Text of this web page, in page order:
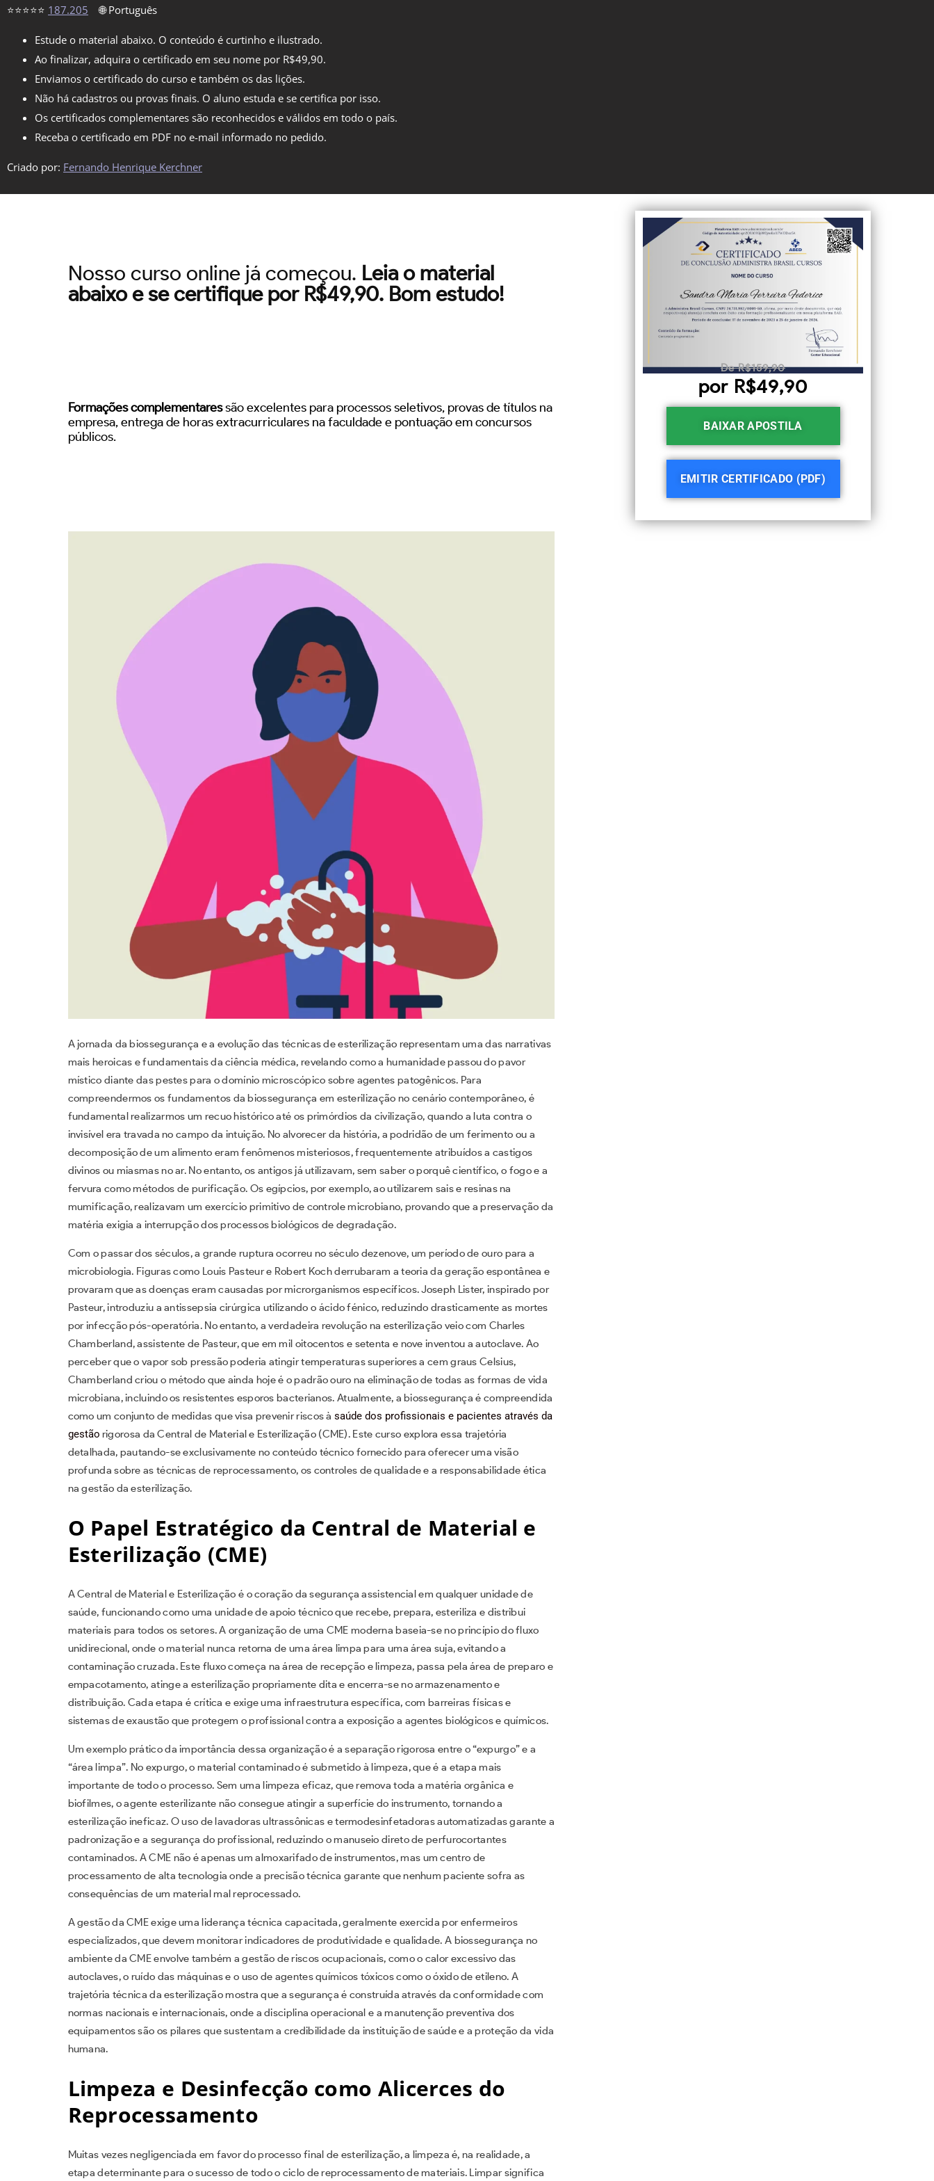
⭐⭐⭐⭐⭐ 187.205 🌐 Português
Estude o material abaixo. O conteúdo é curtinho e ilustrado.
Ao finalizar, adquira o certificado em seu nome por R$49,90.
Enviamos o certificado do curso e também os das lições.
Não há cadastros ou provas finais. O aluno estuda e se certifica por isso.
Os certificados complementares são reconhecidos e válidos em todo o país.
Receba o certificado em PDF no e-mail informado no pedido.
Criado por: Fernando Henrique Kerchner
Nosso curso online já começou. Leia o material
abaixo e se certifique por R$49,90. Bom estudo!
Formações complementaressão excelentes para processos seletivos, provas de títulos na
empresa, entrega de horas extracurriculares na faculdade e pontuação em concursos
públicos.
A jornada da biossegurança e a evolução das técnicas de esterilização representam uma das narrativas
mais heroicas e fundamentais da ciência médica, revelando como a humanidade passou do pavor
místico diante das pestes para o domínio microscópico sobre agentes patogênicos. Para
compreendermos os fundamentos da biossegurança em esterilização no cenário contemporâneo, é
fundamental realizarmos um recuo histórico até os primórdios da civilização, quando a luta contra o
invisível era travada no campo da intuição. No alvorecer da história, a podridão de um ferimento ou a
decomposição de um alimento eram fenômenos misteriosos, frequentemente atribuídos a castigos
divinos ou miasmas no ar. No entanto, os antigos já utilizavam, sem saber o porquê científico, o fogo e a
fervura como métodos de purificação. Os egípcios, por exemplo, ao utilizarem sais e resinas na
mumificação, realizavam um exercício primitivo de controle microbiano, provando que a preservação da
matéria exigia a interrupção dos processos biológicos de degradação.
Com o passar dos séculos, a grande ruptura ocorreu no século dezenove, um período de ouro para a
microbiologia. Figuras como Louis Pasteur e Robert Koch derrubaram a teoria da geração espontânea e
provaram que as doenças eram causadas por microrganismos específicos. Joseph Lister, inspirado por
Pasteur, introduziu a antissepsia cirúrgica utilizando o ácido fénico, reduzindo drasticamente as mortes
por infecção pós-operatória. No entanto, a verdadeira revolução na esterilização veio com Charles
Chamberland, assistente de Pasteur, que em mil oitocentos e setenta e nove inventou a autoclave. Ao
perceber que o vapor sob pressão poderia atingir temperaturas superiores a cem graus Celsius,
Chamberland criou o método que ainda hoje é o padrão ouro na eliminação de todas as formas de vida
microbiana, incluindo os resistentes esporos bacterianos. Atualmente, a biossegurança é compreendida
como um conjunto de medidas que visa prevenir riscos àsaúde dos profissionais e pacientes através da
gestão rigorosa da Central de Material e Esterilização (CME). Este curso explora essa trajetória
detalhada, pautando-se exclusivamente no conteúdo técnico fornecido para oferecer uma visão
profunda sobre as técnicas de reprocessamento, os controles de qualidade e a responsabilidade ética
na gestão da esterilização.
O Papel Estratégico da Central de Material e
Esterilização (CME)
A Central de Material e Esterilização é o coração da segurança assistencial em qualquer unidade de
saúde, funcionando como uma unidade de apoio técnico que recebe, prepara, esteriliza e distribui
materiais para todos os setores. A organização de uma CME moderna baseia-se no princípio do fluxo
unidirecional, onde o material nunca retorna de uma área limpa para uma área suja, evitando a
contaminação cruzada. Este fluxo começa na área de recepção e limpeza, passa pela área de preparo e
empacotamento, atinge a esterilização propriamente dita e encerra-se no armazenamento e
distribuição. Cada etapa é crítica e exige uma infraestrutura específica, com barreiras físicas e
sistemas de exaustão que protegem o profissional contra a exposição a agentes biológicos e químicos.
Um exemplo prático da importância dessa organização é a separação rigorosa entre o “expurgo” e a
“área limpa”. No expurgo, o material contaminado é submetido à limpeza, que é a etapa mais
importante de todo o processo. Sem uma limpeza eficaz, que remova toda a matéria orgânica e
biofilmes, o agente esterilizante não consegue atingir a superfície do instrumento, tornando a
esterilização ineficaz. O uso de lavadoras ultrassônicas e termodesinfetadoras automatizadas garante a
padronização e a segurança do profissional, reduzindo o manuseio direto de perfurocortantes
contaminados. A CME não é apenas um almoxarifado de instrumentos, mas um centro de
processamento de alta tecnologia onde a precisão técnica garante que nenhum paciente sofra as
consequências de um material mal reprocessado.
A gestão da CME exige uma liderança técnica capacitada, geralmente exercida por enfermeiros
especializados, que devem monitorar indicadores de produtividade e qualidade. A biossegurança no
ambiente da CME envolve também a gestão de riscos ocupacionais, como o calor excessivo das
autoclaves, o ruído das máquinas e o uso de agentes químicos tóxicos como o óxido de etileno. A
trajetória técnica da esterilização mostra que a segurança é construída através da conformidade com
normas nacionais e internacionais, onde a disciplina operacional e a manutenção preventiva dos
equipamentos são os pilares que sustentam a credibilidade da instituição de saúde e a proteção da vida
humana.
Limpeza e Desinfecção como Alicerces do
Reprocessamento
Muitas vezes negligenciada em favor do processo final de esterilização, a limpeza é, na realidade, a
etapa determinante para o sucesso de todo o ciclo de reprocessamento de materiais. Limpar significa
De R$159,90
por R$49,90
BAIXAR APOSTILA
EMITIR CERTIFICADO (PDF)